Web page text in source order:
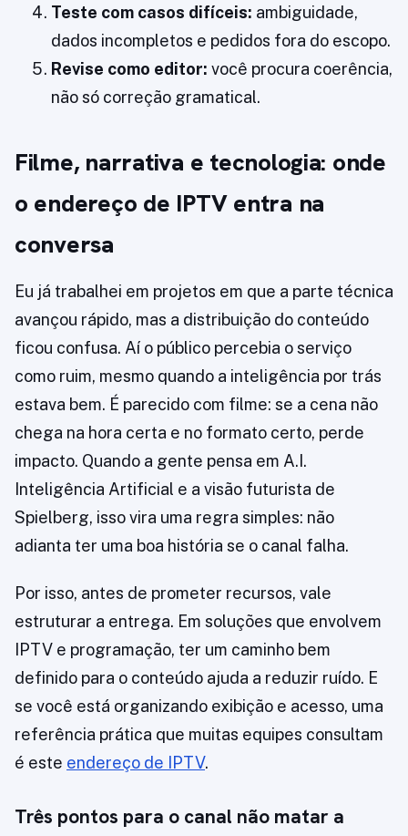
Teste com casos difíceis: ambiguidade,
dados incompletos e pedidos fora do escopo.
Revise como editor: você procura coerência,
não só correção gramatical.
Filme, narrativa e tecnologia: onde
o endereço de IPTV entra na
conversa
Eu já trabalhei em projetos em que a parte técnica
avançou rápido, mas a distribuição do conteúdo
ficou confusa. Aí o público percebia o serviço
como ruim, mesmo quando a inteligência por trás
estava bem. É parecido com filme: se a cena não
chega na hora certa e no formato certo, perde
impacto. Quando a gente pensa em A.I.
Inteligência Artificial e a visão futurista de
Spielberg, isso vira uma regra simples: não
adianta ter uma boa história se o canal falha.
Por isso, antes de prometer recursos, vale
estruturar a entrega. Em soluções que envolvem
IPTV e programação, ter um caminho bem
definido para o conteúdo ajuda a reduzir ruído. E
se você está organizando exibição e acesso, uma
referência prática que muitas equipes consultam
é este endereço de IPTV.
Três pontos para o canal não matar a